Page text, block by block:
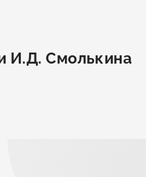
И.Д. Смолькина